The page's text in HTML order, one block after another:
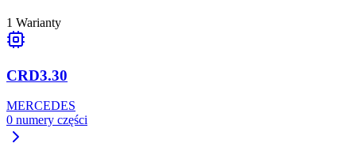
1 Warianty
CRD3.30
MERCEDES
0 numery części